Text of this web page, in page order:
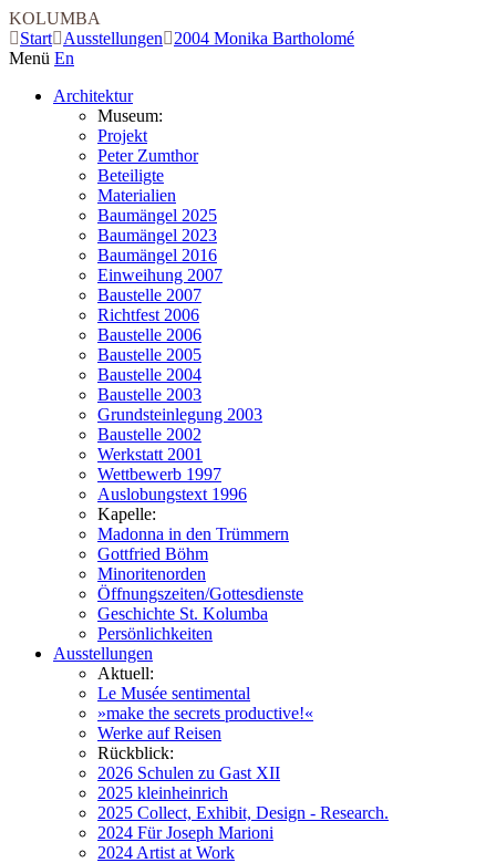
KOLUMBA
Start
Ausstellungen
2004 Monika Bartholomé
Menü En
Architektur
Museum:
Projekt
Peter Zumthor
Beteiligte
Materialien
Baumängel 2025
Baumängel 2023
Baumängel 2016
Einweihung 2007
Baustelle 2007
Richtfest 2006
Baustelle 2006
Baustelle 2005
Baustelle 2004
Baustelle 2003
Grundsteinlegung 2003
Baustelle 2002
Werkstatt 2001
Wettbewerb 1997
Auslobungstext 1996
Kapelle:
Madonna in den Trümmern
Gottfried Böhm
Minoritenorden
Öffnungszeiten/Gottesdienste
Geschichte St. Kolumba
Persönlichkeiten
Ausstellungen
Aktuell:
Le Musée sentimental
»make the secrets productive!«
Werke auf Reisen
Rückblick:
2026 Schulen zu Gast XII
2025 kleinheinrich
2025 Collect, Exhibit, Design - Research.
2024 Für Joseph Marioni
2024 Artist at Work